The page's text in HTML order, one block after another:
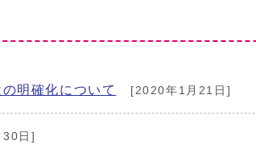
明確化について [2020年1月21日]
日]